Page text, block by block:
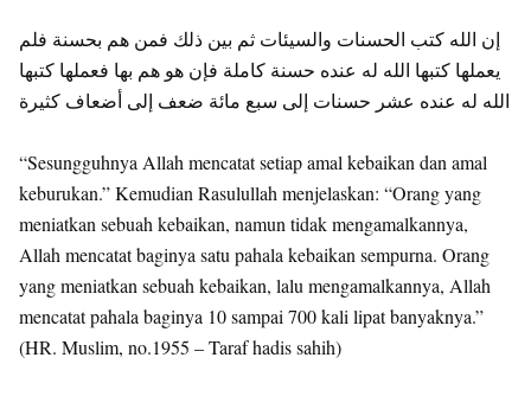
‏إن الله كتب الحسنات والسيئات ثم بين ذلك فمن هم بحسنة فلم
يعملها كتبها الله له عنده حسنة كاملة فإن هو هم بها فعملها كتبها
الله له عنده عشر حسنات إلى سبع مائة ضعف إلى أضعاف كثيرة
“Sesungguhnya Allah mencatat setiap amal kebaikan dan amal
keburukan.” Kemudian Rasulullah menjelaskan: “Orang yang
meniatkan sebuah kebaikan, namun tidak mengamalkannya,
Allah mencatat baginya satu pahala kebaikan sempurna. Orang
yang meniatkan sebuah kebaikan, lalu mengamalkannya, Allah
mencatat pahala baginya 10 sampai 700 kali lipat banyaknya.”
(HR. Muslim, no.1955 – Taraf hadis sahih)